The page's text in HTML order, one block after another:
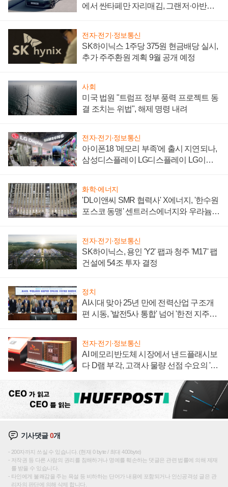
에서 싼타페만 자리매김, 그랜저·아반떼
전자·전기·정보통신
SK하이닉스 1주당 375원 현금배당 실시,
추가 주주환원 계획 9월 공개 예정
사회
미국 법원 "트럼프 정부 풍력 프로젝트 동
결 조치는 위법", 해제 명령 내려
전자·전기·정보통신
아이폰18 '메모리 부족'에 출시 지연되나,
삼성디스플레이 LG디스플레이 LG이노
화학·에너지
'DL이앤씨 SMR 협력사' X에너지, '한수원
포스코 동맹' 센트러스에너지와 우라늄
전자·전기·정보통신
SK하이닉스, 용인 'Y2' 팹과 청주 'M17' 팹
건설에 54조 투자 결정
정치
AI시대 맞아 25년 만에 전력산업 구조개
편 시동, '발전5사 통합' 넘어 '한전 지주사'
전자·전기·정보통신
AI 메모리반도체 시장에서 낸드플래시보
다 D램 부각, 고객사 물량 선점 수요의 '우
기사댓글0개
200자까지 쓰실 수 있습니다. (현재 0 byte / 최대 400byte)
저작권 등 다른 사람의 권리를 침해하거나 명예를 훼손하는 댓글은 관련 법률에 의해 제재
를 받을 수 있습니다.
타인에게 불쾌감을 주는 욕설 등 비하하는 단어가 내용에 포함되거나 인신공격성 글은 관
리자의 판단에 의해 삭제 합니다.